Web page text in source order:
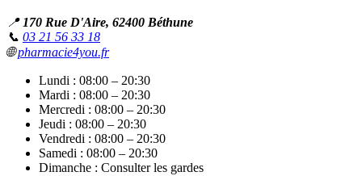
📍 170 Rue D'Aire, 62400 Béthune
📞 03 21 56 33 18
🌐pharmacie4you.fr
Lundi : 08:00 – 20:30
Mardi : 08:00 – 20:30
Mercredi : 08:00 – 20:30
Jeudi : 08:00 – 20:30
Vendredi : 08:00 – 20:30
Samedi : 08:00 – 20:30
Dimanche : Consulter les gardes